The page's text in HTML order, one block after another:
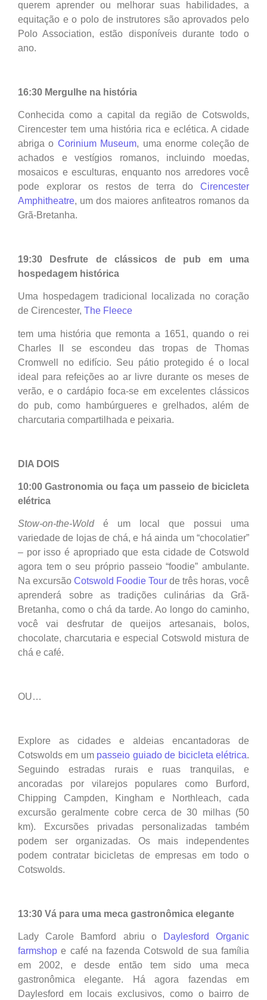
querem aprender ou melhorar suas habilidades, a
equitação e o polo de instrutores são aprovados pelo
Polo Association, estão disponíveis durante todo o
ano.
16:30 Mergulhe na história
Conhecida como a capital da região de Cotswolds,
Cirencester tem uma história rica e eclética. A cidade
abriga o Corinium Museum, uma enorme coleção de
achados e vestígios romanos, incluindo moedas,
mosaicos e esculturas, enquanto nos arredores você
pode explorar os restos de terra do Cirencester
Amphitheatre, um dos maiores anfiteatros romanos da
Grã-Bretanha.
19:30 Desfrute de clássicos de pub em uma
hospedagem histórica
Uma hospedagem tradicional localizada no coração
de Cirencester, The Fleece
tem uma história que remonta a 1651, quando o rei
Charles II se escondeu das tropas de Thomas
Cromwell no edifício. Seu pátio protegido é o local
ideal para refeições ao ar livre durante os meses de
verão, e o cardápio foca-se em excelentes clássicos
do pub, como hambúrgueres e grelhados, além de
charcutaria compartilhada e peixaria.
DIA DOIS
10:00 Gastronomia ou faça um passeio de bicicleta
elétrica
Stow-on-the-Woldé um local que possui uma
variedade de lojas de chá, e há ainda um “chocolatier”
– por isso é apropriado que esta cidade de Cotswold
agora tem o seu próprio passeio “foodie” ambulante.
Na excursão Cotswold Foodie Tour de três horas, você
aprenderá sobre as tradições culinárias da Grã-
Bretanha, como o chá da tarde. Ao longo do caminho,
você vai desfrutar de queijos artesanais, bolos,
chocolate, charcutaria e especial Cotswold mistura de
chá e café.
OU…
Explore as cidades e aldeias encantadoras de
Cotswolds em um passeio guiado de bicicleta elétrica.
Seguindo estradas rurais e ruas tranquilas, e
ancoradas por vilarejos populares como Burford,
Chipping Campden, Kingham e Northleach, cada
excursão geralmente cobre cerca de 30 milhas (50
km). Excursões privadas personalizadas também
podem ser organizadas. Os mais independentes
podem contratar bicicletas de empresas em todo o
Cotswolds.
13:30 Vá para uma meca gastronômica elegante
Lady Carole Bamford abriu o
Daylesford Organic
farmshop e café na fazenda Cotswold de sua família
em 2002, e desde então tem sido uma meca
gastronômica elegante. Há agora fazendas em
Daylesford em locais exclusivos, como o bairro de